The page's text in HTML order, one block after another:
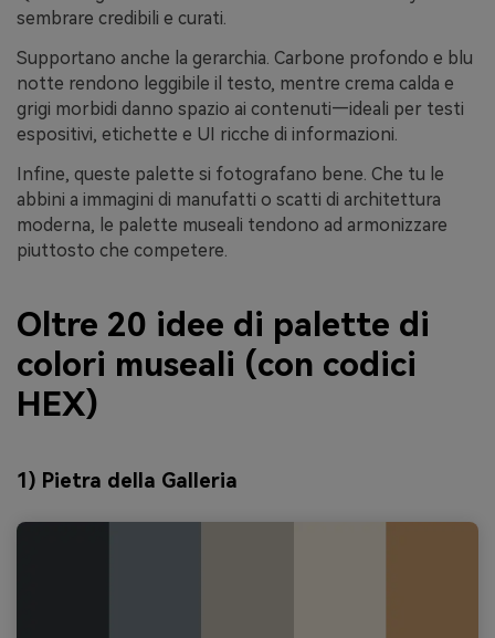
sembrare credibili e curati.
Supportano anche la gerarchia. Carbone profondo e blu
notte rendono leggibile il testo, mentre crema calda e
grigi morbidi danno spazio ai contenuti—ideali per testi
espositivi, etichette e UI ricche di informazioni.
Infine, queste palette si fotografano bene. Che tu le
abbini a immagini di manufatti o scatti di architettura
moderna, le palette museali tendono ad armonizzare
piuttosto che competere.
Oltre 20 idee di palette di
colori museali (con codici
HEX)
1) Pietra della Galleria